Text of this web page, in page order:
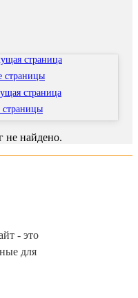
страница
страницы
страница
страницы
не найдено.
- это
для